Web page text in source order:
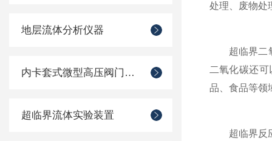
地层流体分析仪器
内卡套式微型高压阀门管件
超临界流体实验装置
处理、废物处
超临界二氧
二氧化碳还
品、食品等领
超临界反应